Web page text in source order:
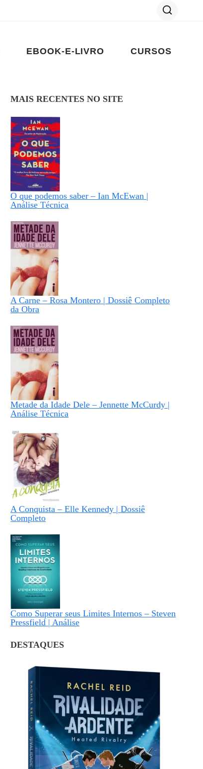
EBOOK-E-LIVRO CURSOS
MAIS RECENTES NO SITE
O que podemos saber – Ian McEwan |
Análise Técnica
A Carne – Rosa Montero | Dossiê Completo
da Obra
Metade da Idade Dele – Jennette McCurdy |
Análise Técnica
A Conquista – Elle Kennedy | Dossiê
Completo
Como Superar seus Limites Internos – Steven
Pressfield | Análise
DESTAQUES